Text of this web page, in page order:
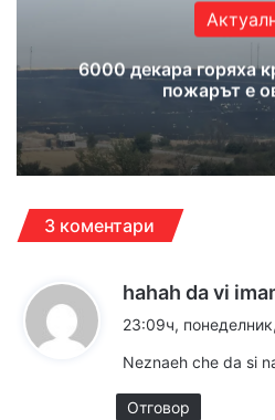
6000 декара горяха
пожарът е
3 коментари
hahah da vi
23:09ч,
Neznaeh che da si
Отговор